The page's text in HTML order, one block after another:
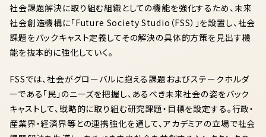
社会課題解決に取り組む組織としての機能を強化するため、未来
社会創造機構に「Future Society Studio（FSS）」を設置し、社会
課題をバックキャスト定義してその解決の具体的方策を見出す機
能を抜本的に強化していく。
FSSでは、社会がグローバルに抱える課題およびステークホルダ
ーである「民」のニーズを把握し、あるべき未来社会の姿をバック
キャストして、戦略的に取り組む研究課題・目標を設定する。行政・
産業界・経済界等との連携強化を通して、アカデミアの立場で社会